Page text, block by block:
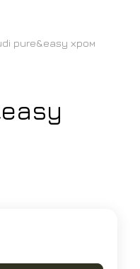
pure&easy хром